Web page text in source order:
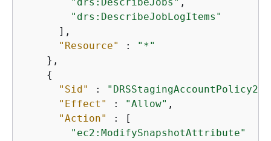
"drs:DescribeJobLogItems"
      ],
"Resource"
:
"*"
    },
{
"Sid"
: "DRSStagingAccountPolicy2"
"Effect"
: "Allow" ,
"Action"
: [
"ec2:ModifySnapshotAttribute"